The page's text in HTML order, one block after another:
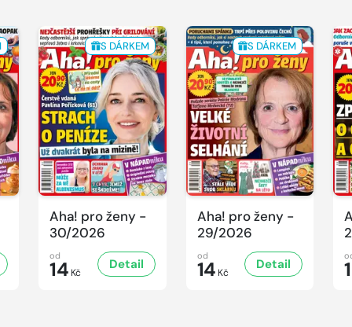
S DÁRKEM
Aha! pro ženy -
30/2026
od
14 Kč
Detail
S DÁRKEM
Aha! pro ženy -
29/2026
od
14 Kč
Detail